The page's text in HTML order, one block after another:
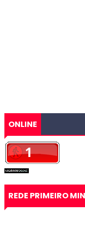
ONLINE
REDE PRIMEIRO